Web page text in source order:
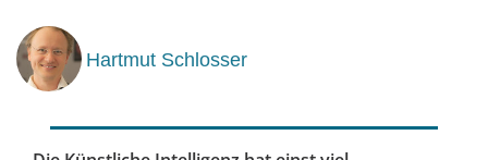
Hartmut Schlosser